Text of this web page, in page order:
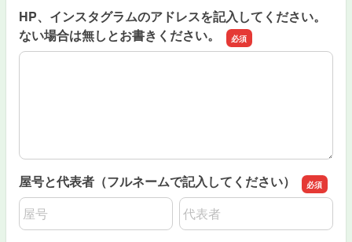
HP、インスタグラムのアドレスを記入してください。
ない場合は無しとお書きください。
HP、インスタグラムのアドレスを記入してください。な
屋号と代表者（フルネームで記入してください）
名前の姓
名前の名